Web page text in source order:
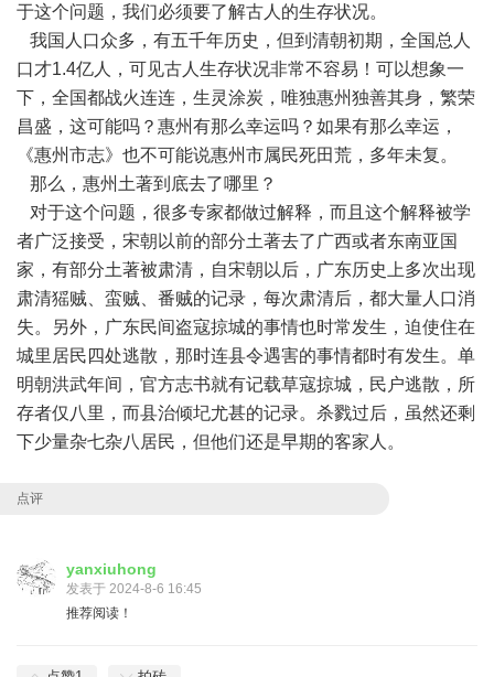
于这个问题，我们必须要了解古人的生存状况。
我国人口众多，有五千年历史，但到清朝初期，全国总人
口才1.4亿人，可见古人生存状况非常不容易！可以想象一
下，全国都战火连连，生灵涂炭，唯独惠州独善其身，繁荣
昌盛，这可能吗？惠州有那么幸运吗？如果有那么幸运，
《惠州市志》也不可能说惠州市属民死田荒，多年未复。
那么，惠州土著到底去了哪里？
对于这个问题，很多专家都做过解释，而且这个解释被学
者广泛接受，宋朝以前的部分土著去了广西或者东南亚国
家，有部分土著被肃清，自宋朝以后，广东历史上多次出现
肃清猺贼、蛮贼、番贼的记录，每次肃清后，都大量人口消
失。另外，广东民间盗寇掠城的事情也时常发生，迫使住在
城里居民四处逃散，那时连县令遇害的事情都时有发生。单
明朝洪武年间，官方志书就有记载草寇掠城，民户逃散，所
存者仅八里，而县治倾圮尤甚的记录。杀戮过后，虽然还剩
下少量杂七杂八居民，但他们还是早期的客家人。
点评
yanxiuhong
发表于 2024-8-6 16:45
推荐阅读！